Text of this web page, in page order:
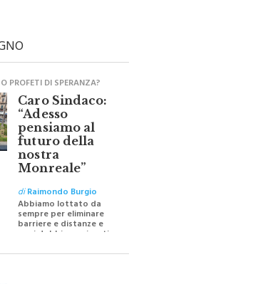
DI SPERANZA?
Caro Sindaco:
“Adesso
pensiamo al
futuro della
nostra
Monreale”
diRaimondo Burgio
Abbiamo lottato da
sempre per eliminare
barriere e distanze e
per ricostruire certezze